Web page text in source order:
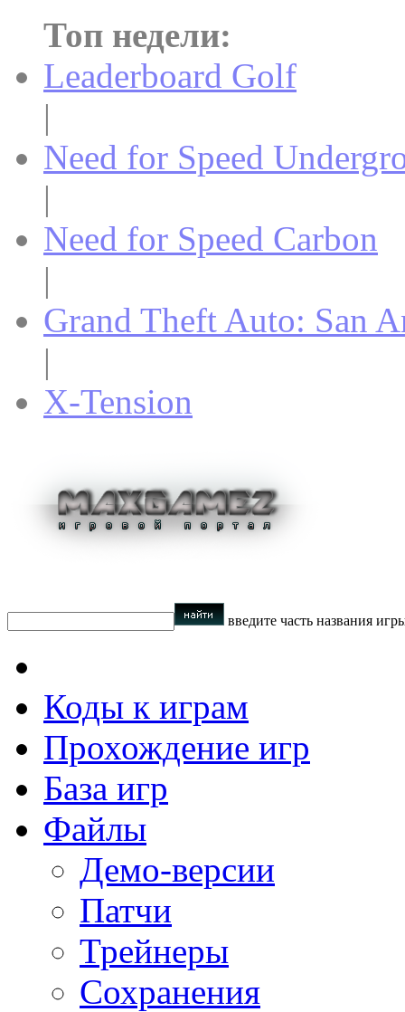
Топ недели:
Leaderboard Golf
|
Need for Speed
|
Need for Speed Carbon
|
Grand Theft Auto: San
|
X-Tension
введите часть названия
Коды к играм
Прохождение игр
База игр
Файлы
Демо-версии
Патчи
Трейнеры
Сохранения